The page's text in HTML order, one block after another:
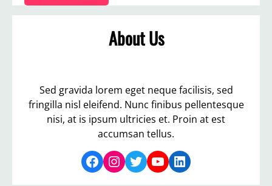
About Us
Sed gravida lorem eget neque facilisis, sed
fringilla nisl eleifend. Nunc finibus pellentesque
nisi, at is ipsum ultricies et. Proin at est
accumsan tellus.
Facebook Instagram Twitter YouTube LinkedIn